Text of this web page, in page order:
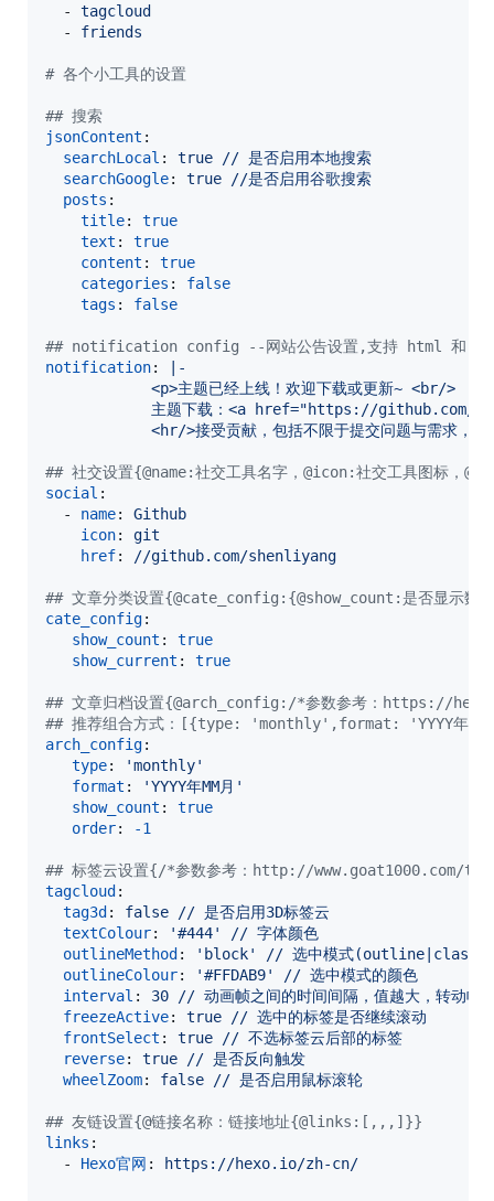
  -
tagcloud
  -
friends
# 各个小工具的设置
## 搜索
jsonContent :
searchLocal : true // 是否启用本地搜索
searchGoogle: true //是否启用谷歌搜索
posts :
title: true
text : true
content : true
categories : false
tags : false
## notification config --网站公告设置,支持 html 和 纯
notification:
|-
            <p>主题已经上线！欢迎下载或更新~ <br/>
主题下载：<a href="https://github.com/
<hr/>接受贡献，包括不限于提交问题与需求
## 社交设置{@name:社交工具名字，@icon:社交工具图
social :
  -
name: Github
icon: git
href: //github.com/shenliyang
## 文章分类设置{@cate_config:{@show_count:是否显示
cate_config:
show_count : true
show_current : true
## 文章归档设置{@arch_config:/*参数参考：https://
## 推荐组合方式：[{type: 'monthly',format: 'YYYY
arch_config:
type: 'monthly'
format : 'YYYY年MM月 '
show_count : true
order: -1
## 标签云设置{/*参数参考：http://www.goat1000.com/
tagcloud :
tag3d : false // 是否启用3D标签云
textColour: '#444'
// 字体颜色
outlineMethod : ' block'
// 选中模式
outlineColour: '#FFDAB9'
// 选中模式的颜色
interval : 30 // 动画帧之间的时间间隔，值越大，转动幅
freezeActive: true // 选中的标签是否继续滚动
frontSelect : true // 不选标签云后部的标签
reverse: true // 是否反向触发
wheelZoom: false // 是否启用鼠标滚轮
## 友链设置{@链接名称：链接地址{@links:[,,,]}}
links :
  -
Hexo官网 : https://hexo.io/zh-cn/